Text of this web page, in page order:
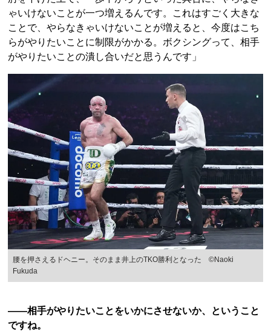
ゃいけないことが一つ増えるんです。これはすごく大きな
ことで、やらなきゃいけないことが増えると、今度はこち
らがやりたいことに制限がかかる。ボクシングって、相手
がやりたいことの潰し合いだと思うんです」
腰を押さえるドヘニー。そのまま井上のTKO勝利となった ©Naoki
Fukuda
――相手がやりたいことをいかにさせないか、ということ
ですね。